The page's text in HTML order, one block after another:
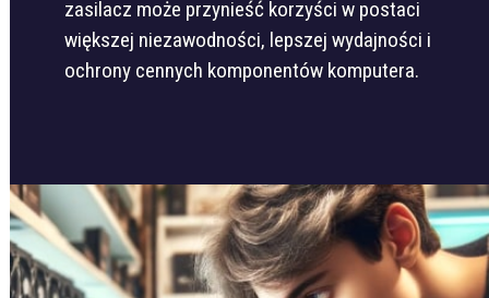
zasilacz może przynieść korzyści w postaci
większej niezawodności, lepszej wydajności i
ochrony cennych komponentów komputera.